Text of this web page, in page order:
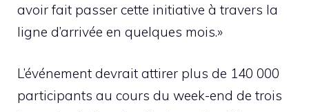
avoir fait passer cette initiative à travers la
ligne d’arrivée en quelques mois.»
L’événement devrait attirer plus de 140 000
participants au cours du week-end de trois